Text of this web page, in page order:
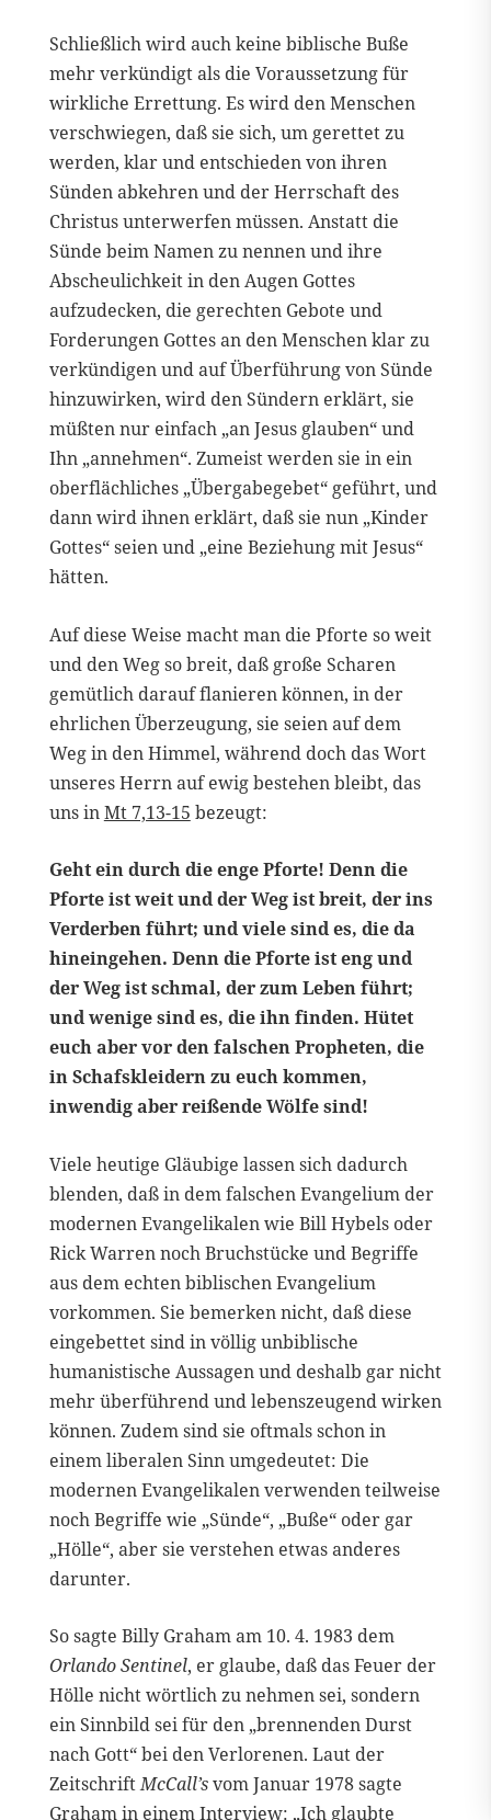
Schließlich wird auch keine biblische Buße
mehr verkündigt als die Voraussetzung für
wirkliche Errettung. Es wird den Menschen
verschwiegen, daß sie sich, um gerettet zu
werden, klar und entschieden von ihren
Sünden abkehren und der Herrschaft des
Christus unterwerfen müssen. Anstatt die
Sünde beim Namen zu nennen und ihre
Abscheulichkeit in den Augen Gottes
aufzudecken, die gerechten Gebote und
Forderungen Gottes an den Menschen klar zu
verkündigen und auf Überführung von Sünde
hinzuwirken, wird den Sündern erklärt, sie
müßten nur einfach „an Jesus glauben“ und
Ihn „annehmen“. Zumeist werden sie in ein
oberflächliches „Übergabegebet“ geführt, und
dann wird ihnen erklärt, daß sie nun „Kinder
Gottes“ seien und „eine Beziehung mit Jesus“
hätten.
Auf diese Weise macht man die Pforte so weit
und den Weg so breit, daß große Scharen
gemütlich darauf flanieren können, in der
ehrlichen Überzeugung, sie seien auf dem
Weg in den Himmel, während doch das Wort
unseres Herrn auf ewig bestehen bleibt, das
uns inMt 7,13-15 bezeugt:
Geht ein durch die enge Pforte! Denn die
Pforte ist weit und der Weg ist breit, der ins
Verderben führt; und viele sind es, die da
hineingehen. Denn die Pforte ist eng und
der Weg ist schmal, der zum Leben führt;
und wenige sind es, die ihn finden. Hütet
euch aber vor den falschen Propheten, die
in Schafskleidern zu euch kommen,
inwendig aber reißende Wölfe sind!
Viele heutige Gläubige lassen sich dadurch
blenden, daß in dem falschen Evangelium der
modernen Evangelikalen wie Bill Hybels oder
Rick Warren noch Bruchstücke und Begriffe
aus dem echten biblischen Evangelium
vorkommen. Sie bemerken nicht, daß diese
eingebettet sind in völlig unbiblische
humanistische Aussagen und deshalb gar nicht
mehr überführend und lebenszeugend wirken
können. Zudem sind sie oftmals schon in
einem liberalen Sinn umgedeutet: Die
modernen Evangelikalen verwenden teilweise
noch Begriffe wie „Sünde“, „Buße“ oder gar
„Hölle“, aber sie verstehen etwas anderes
darunter.
So sagte Billy Graham am 10. 4. 1983 dem
Orlando Sentinel, er glaube, daß das Feuer der
Hölle nicht wörtlich zu nehmen sei, sondern
ein Sinnbild sei für den „brennenden Durst
nach Gott“ bei den Verlorenen. Laut der
ZeitschriftMcCall’svom Januar 1978 sagte
Graham in einem Interview: „Ich glaubte